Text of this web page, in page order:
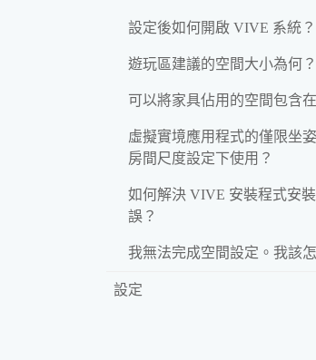
設定後如何開啟 VIVE 系統？
遊玩區建議的空間大小為何？
可以將家具佔用的空間包含
虛擬實境應用程式的僅限坐
房間尺度設定下使用？
如何解決 VIVE 安裝程式安
誤？
我無法完成空間設定。我該
設定